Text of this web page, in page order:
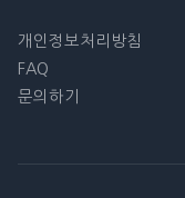
개인정보처리방침
FAQ
문의하기